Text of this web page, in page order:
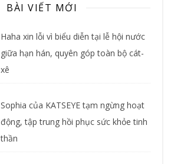
BÀI VIẾT MỚI
Haha xin lỗi vì biểu diễn tại lễ hội nước
giữa hạn hán, quyên góp toàn bộ cát-
xê
Sophia của KATSEYE tạm ngừng hoạt
động, tập trung hồi phục sức khỏe tinh
thần